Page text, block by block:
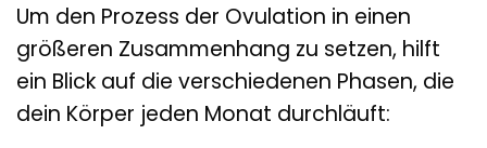
Um den Prozess der Ovulation in einen
größeren Zusammenhang zu setzen, hilft
ein Blick auf die verschiedenen Phasen, die
dein Körper jeden Monat durchläuft: